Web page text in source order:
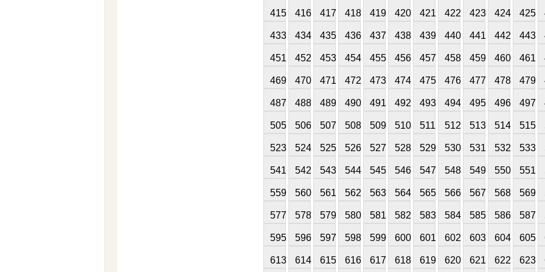
415 416 417 418 419 420 421 422 423 424 425
433 434 435 436 437 438 439 440 441 442 443
451 452 453 454 455 456 457 458 459 460 461
469 470 471 472 473 474 475 476 477 478 479
487 488 489 490 491 492 493 494 495 496 497
505 506 507 508 509 510 511 512 513 514 515
523 524 525 526 527 528 529 530 531 532 533
541 542 543 544 545 546 547 548 549 550 551
559 560 561 562 563 564 565 566 567 568 569
577 578 579 580 581 582 583 584 585 586 587
595 596 597 598 599 600 601 602 603 604 605
613 614 615 616 617 618 619 620 621 622 623